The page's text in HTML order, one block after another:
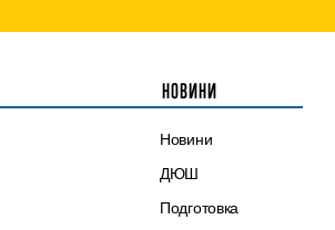
НОВИНИ
Новини
ДЮШ
Подготовка